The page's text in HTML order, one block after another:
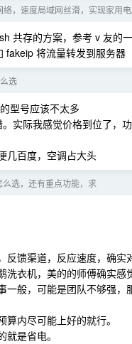
，速度局域网丝滑，实现家用
共存的方案，参考 v 友的
fakeip 将流量转发到服务器
选
型号应该不太多
实际我感觉价格到位了，功
几百度，空调占大头
选，还有重点功能，求
馈渠道，反应速度，确实
衣机，美的的师傅确实感
般，可能是团队不够强，
内尽可能上好的就行。
是省电。